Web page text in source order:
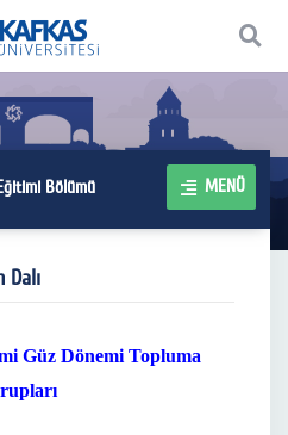
Bölümü MENÜ
Güz Dönemi Topluma